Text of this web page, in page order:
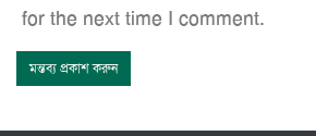
for the next time I comment.